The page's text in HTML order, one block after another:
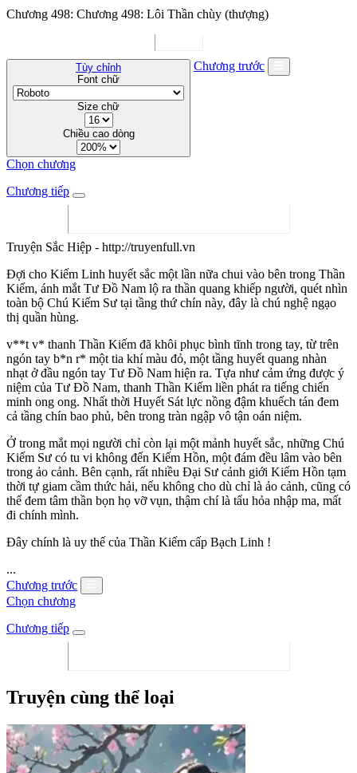
Chương 498: Chương 498: Lôi Thần chùy (thượng)
Tùy chỉnh
Font chữ
Size chữ
Chiều cao dòng
Chương trước
Chọn chương
Chương tiếp
Truyện Sắc Hiệp - http://truyenfull.vn
Đợi cho Kiếm Linh huyết sắc một lần nữa chui vào bên trong Thần
Kiếm, ánh mắt Tư Đồ Nam lộ ra thần quang khiếp người, quét nhìn
toàn bộ Chú Kiếm Sư tại tầng thứ chín này, đây là chú nghệ ngạo
thị quần hùng.
v**t v* thanh Thần Kiếm đã khôi phục bình tĩnh trong tay, từ trên
ngón tay b*n r* một tia khí màu đỏ, một tầng huyết quang nhàn
nhạt ở đầu ngón tay Tư Đồ Nam hiện ra. Tựa như cảm ứng được ý
niệm của Tư Đồ Nam, thanh Thần Kiếm liền phát ra tiếng chiến
minh ong ong. Nhất thời Huyết Sát lực nồng đậm khuếch tán đem
cả tầng chín bao phủ, bên trong tràn ngập vô tận oán niệm.
Ở trong mắt mọi người chỉ còn lại một mảnh huyết sắc, những Chú
Kiếm Sư có tu vi không đến Kiếm Hồn, một đám đều lâm vào bên
trong ảo cảnh. Bên cạnh, rất nhiều Đại Sư cảnh giới Kiếm Hồn tạm
thời tự giam cầm thức hải, nếu không cho dù chỉ là ảo cảnh, cũng có
thể đem tâm thần bọn họ vỡ vụn, thậm chí là tẩu hỏa nhập ma, mất
đi chính mình.
Đây chính là uy thế của Thần Kiếm cấp Bạch Linh !
...
Chương trước
Chọn chương
Chương tiếp
Truyện cùng thể loại